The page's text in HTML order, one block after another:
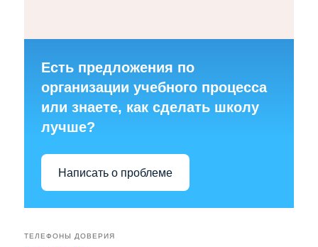
Есть предложения по
организации учебного процесса
или знаете, как сделать школу
лучше?
Написать о проблеме
ТЕЛЕФОНЫ ДОВЕРИЯ